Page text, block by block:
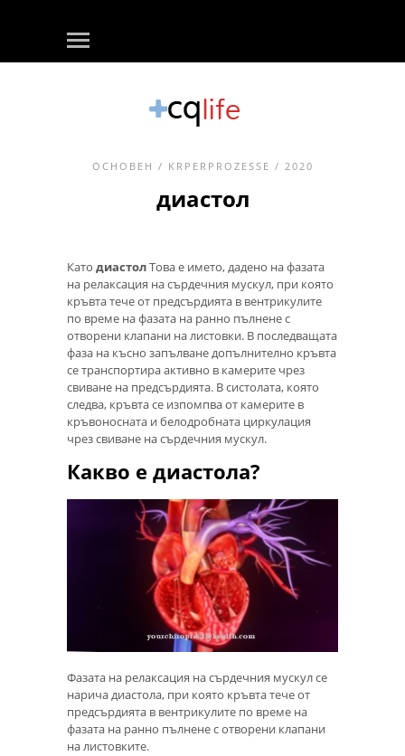
ОСНОВЕН / KRPERPROZESSE / 2020
диастол
Като диастолТова е името, дадено на фазата
на релаксация на сърдечния мускул, при която
кръвта тече от предсърдията в вентрикулите
по време на фазата на ранно пълнене с
отворени клапани на листовки. В последващата
фаза на късно запълване допълнително кръвта
се транспортира активно в камерите чрез
свиване на предсърдията. В систолата, която
следва, кръвта се изпомпва от камерите в
кръвоносната и белодробната циркулация
чрез свиване на сърдечния мускул.
Какво е диастола?
Фазата на релаксация на сърдечния мускул се
нарича диастола, при която кръвта тече от
предсърдията в вентрикулите по време на
фазата на ранно пълнене с отворени клапани
на листовките.